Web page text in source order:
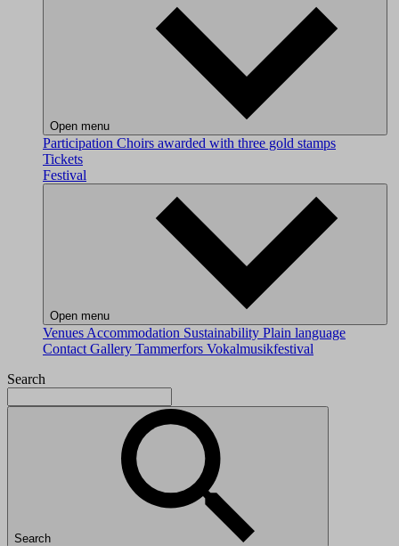
Open menu
Participation Choirs awarded with three gold stamps
Tickets
Festival
Open menu
Venues Accommodation Sustainability Plain language
Contact Gallery Tammerfors Vokalmusikfestival
Search
Search